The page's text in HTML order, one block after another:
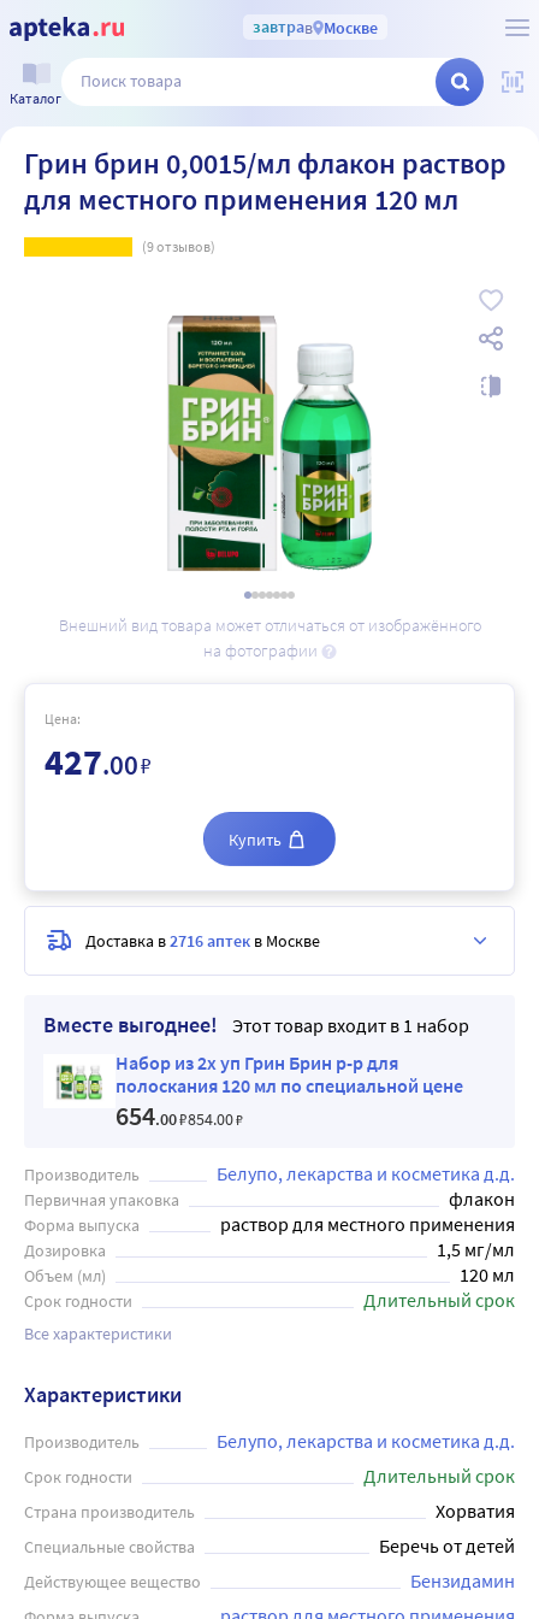
завтрав Москве
Каталог
Грин брин 0,0015/мл флакон раствор
для местного применения 120 мл
(9отзывов)
Внешний вид товара может отличаться от изображённого
на фотографии
Вместе выгоднее!
Этот товар входит в 1 набор
Набор из 2х уп Грин Брин р-р для
полоскания 120 мл по специальной цене
654.00₽854.00₽
Производитель Белупо, лекарства и косметика д.д.
Первичная упаковка флакон
Форма выпуска раствор для местного применения
Дозировка 1,5 мг/мл
Объем (мл) 120 мл
Срок годности Длительный срок
Все характеристики
Цена:
427.00₽
Купить
Доставка в2716 аптек в Москве
Характеристики
Производитель Белупо, лекарства и косметика д.д.
Срок годности Длительный срок
Страна производитель Хорватия
Специальные свойства Беречь от детей
Действующее вещество Бензидамин